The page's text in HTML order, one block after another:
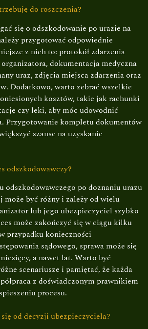
do roszczenia?
się o odszkodowanie po urazie na
przygotować odpowiednie
z nich to: protokół zdarzenia
dokumentacja medyczna
uraz, zdjęcia miejsca zdarzenia oraz
Dodatkowo, warto zebrać wszelkie
kosztów, takie jak rachunki
czy leki, aby móc udowodnić
Przygotowanie kompletu dokumentów
szanse na uzyskanie
odszkodowawczy?
odszkodowawczego po doznaniu urazu
może być różny i zależy od wielu
lub jego ubezpieczyciel szybko
może zakończyć się w ciągu kilku
przypadku konieczności
sądowego, sprawa może się
a nawet lat. Warto być
scenariusze i pamiętać, że każda
z doświadczonym prawnikiem
procesu.
od decyzji ubezpieczyciela?